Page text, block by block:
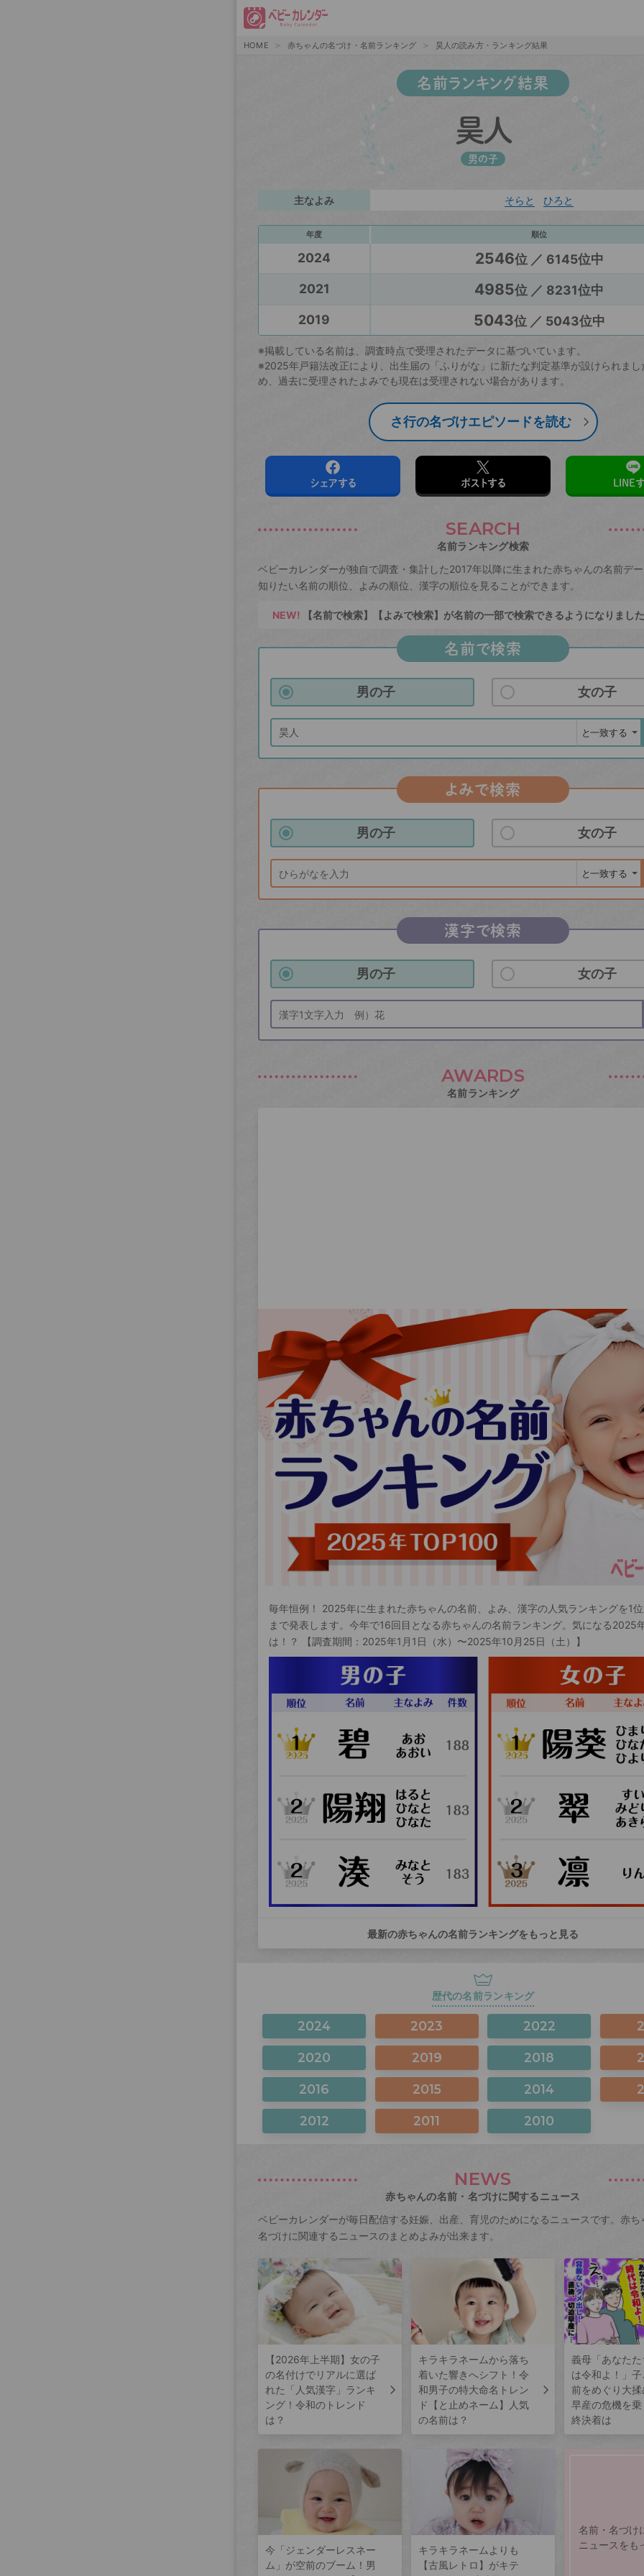
HOME 赤ちゃんの名づけ・名前ランキング 昊人の読み方・ランキング結果
名前ランキング結果
昊人
男の子
主なよみ そらと ひろと
年度 順位
2024 2546位 ／ 6145位中
2021
4985位 ／ 8231位中
2019
5043位 ／ 5043位中
※掲載している名前は、調査時点で受理されたデータに基づいています。
※2025年戸籍法改正により、出生届の「ふりがな」に新たな判定基準が設けられまし
め、過去に受理されたよみでも現在は受理されない場合があります。
さ行の名づけエピソードを読む
シェアする ポストする LINE
SEARCH
名前ランキング検索
ベビーカレンダーが独自で調査・集計した2017年以降に生まれた赤ちゃんの名前デ
知りたい名前の順位、よみの順位、漢字の順位を見ることができます。
NEW! 【名前で検索】【よみで検索】が名前の一部で検索できるようになりまし
名前で検索
男の子 女の子
よみで検索
男の子 女の子
漢字で検索
男の子 女の子
AWARDS
名前ランキング
毎年恒例！ 2025年に生まれた赤ちゃんの名前、よみ、漢字の人気ランキングを1
まで発表します。今年で16回目となる赤ちゃんの名前ランキング。気になる2025
は！？ 【調査期間：2025年1月1日（水）〜2025年10月25日（土）】
最新の赤ちゃんの名前ランキングをもっと見る
歴代の名前ランキング
2024 2023 2022
2020 2019 2018
2016 2015 2014
2012 2011 2010
NEWS
赤ちゃんの名前・名づけに関するニュース
ベビーカレンダーが毎日配信する妊娠、出産、育児のためになるニュースです。赤ち
名づけに関連するニュースのまとめよみが出来ます。
【2026年上半期】女の子
の名付けでリアルに選ば
れた「人気漢字」ランキ
ング！令和のトレンド
は？
キラキラネームから落ち
着いた響きへシフト！令
和男子の特大命名トレン
ド【と止めネーム】人気
の名前は？
義母「あなた
は令和よ！」
前をめぐり大
早産の危機を
終決着は
今「ジェンダーレスネー
ム」が空前のブーム！男
キラキラネームよりも
【古風レトロ】がキテ
名前・名づけ
ニュースをも